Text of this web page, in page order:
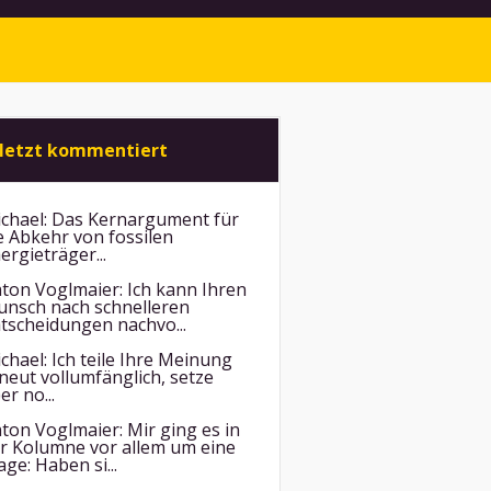
kommentiert
Das Kernargument für
Abkehr von fossilen
Voglmaier: Ich kann Ihren
nach schnelleren
nachvo...
Ich teile Ihre Meinung
vollumfänglich, setze
no...
Voglmaier: Mir ging es in
Kolumne vor allem um eine
Haben si...